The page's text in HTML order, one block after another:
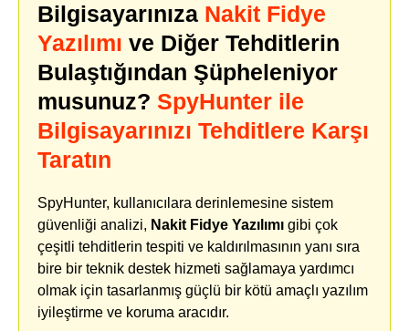
Bilgisayarınıza Nakit Fidye
Yazılımı ve Diğer Tehditlerin
Bulaştığından Şüpheleniyor
musunuz? SpyHunter ile
Bilgisayarınızı Tehditlere Karşı
Taratın
SpyHunter, kullanıcılara derinlemesine sistem
güvenliği analizi, Nakit Fidye Yazılımı gibi çok
çeşitli tehditlerin tespiti ve kaldırılmasının yanı sıra
bire bir teknik destek hizmeti sağlamaya yardımcı
olmak için tasarlanmış güçlü bir kötü amaçlı yazılım
iyileştirme ve koruma aracıdır.